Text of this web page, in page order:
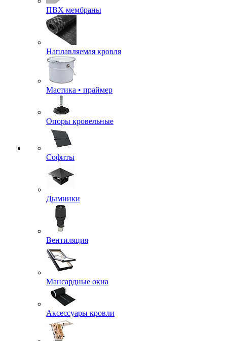
ПВХ мембраны
Наплавляемая кровля
Мастика • праймер
Опоры кровельные
Софиты
Дымники
Вентиляция
Мансардные окна
Аксессуары кровли